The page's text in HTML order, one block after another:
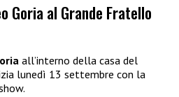
Goria al Grande Fratello
all’interno della casa del
lunedì 13 settembre con la